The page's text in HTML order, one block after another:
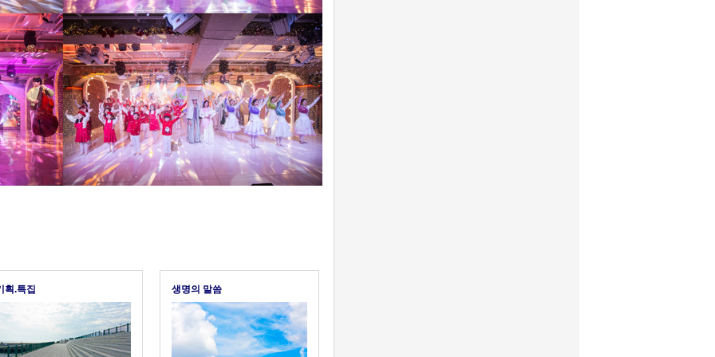
획.특집 생명의 말씀